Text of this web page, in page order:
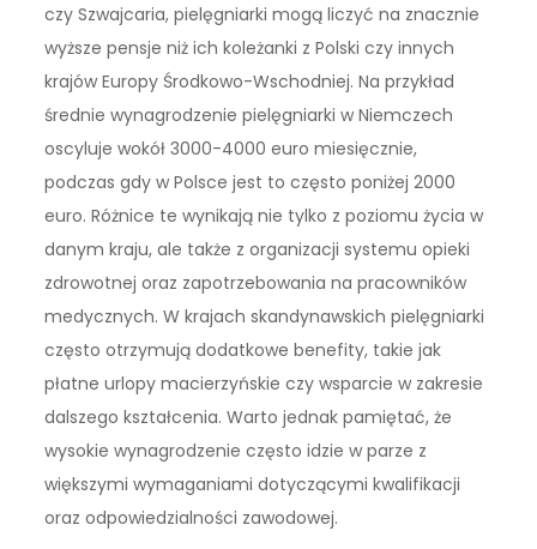
czy Szwajcaria, pielęgniarki mogą liczyć na znacznie
wyższe pensje niż ich koleżanki z Polski czy innych
krajów Europy Środkowo-Wschodniej. Na przykład
średnie wynagrodzenie pielęgniarki w Niemczech
oscyluje wokół 3000-4000 euro miesięcznie,
podczas gdy w Polsce jest to często poniżej 2000
euro. Różnice te wynikają nie tylko z poziomu życia w
danym kraju, ale także z organizacji systemu opieki
zdrowotnej oraz zapotrzebowania na pracowników
medycznych. W krajach skandynawskich pielęgniarki
często otrzymują dodatkowe benefity, takie jak
płatne urlopy macierzyńskie czy wsparcie w zakresie
dalszego kształcenia. Warto jednak pamiętać, że
wysokie wynagrodzenie często idzie w parze z
większymi wymaganiami dotyczącymi kwalifikacji
oraz odpowiedzialności zawodowej.